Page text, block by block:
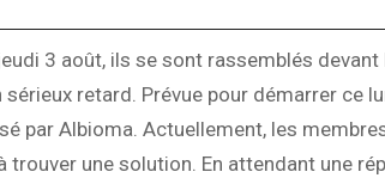
3 août, ils se sont rassemblés devant
retard. Prévue pour démarrer ce
par Albioma. Actuellement, les
trouver une solution. En attendant une